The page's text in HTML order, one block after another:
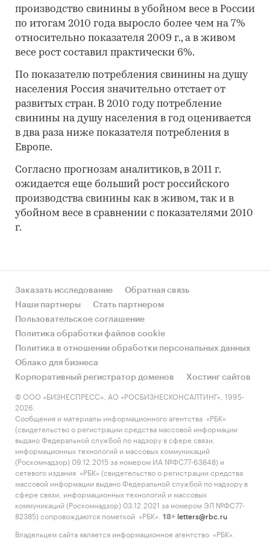
производство свинины в убойном весе в России
по итогам 2010 года выросло более чем на 7%
относительно показателя 2009 г., а в живом
весе рост составил практически 6%.
По показателю потребления свинины на душу
населения Россия значительно отстает от
развитых стран. В 2010 году потребление
свинины на душу населения в год оценивается
в два раза ниже показателя потребления в
Европе.
Согласно прогнозам аналитиков, в 2011 г.
ожидается еще больший рост российского
производства свинины как в живом, так и в
убойном весе в сравнении с показателями 2010
г.
Заказать исследование
Обратная связь
Наши партнеры
Стать партнером
Пользовательское соглашение
Политика обработки файлов cookie
Политика в отношении обработки персональных данных
Облако для бизнеса
Корпоративный регистратор доменов
Хостинг сайтов
© ООО «БИЗНЕСПРЕСС», АО «РОСБИЗНЕСКОНСАЛТИНГ», 1995-
2026.
Сообщения и материалы информационного агентства «РБК»
(свидетельство о регистрации средства массовой информации
выдано Федеральной службой по надзору в сфере связи,
информационных технологий и массовых коммуникаций
(Роскомнадзор) 09.12.2015 за номером ИА №ФС77-63848) и
сетевого издания «РБК» (свидетельство о регистрации средства
массовой информации выдано Федеральной службой по надзору в
сфере связи, информационных технологий и массовых
коммуникаций (Роскомнадзор) 03.12.2021 за номером ЭЛ №ФС77-
82385) сопровождаются пометкой «РБК».
18+ letters@rbc.ru
Владельцем сайта является информационное агентство «РБК».